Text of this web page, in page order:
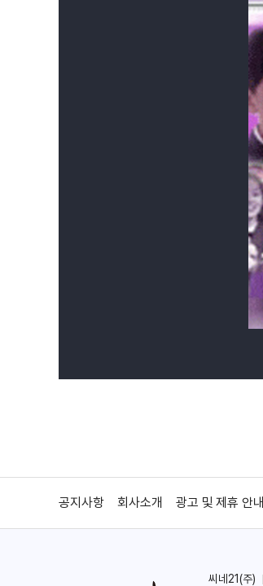
공지사항 회사소개 광고 및 제휴 안내
씨네21(주)